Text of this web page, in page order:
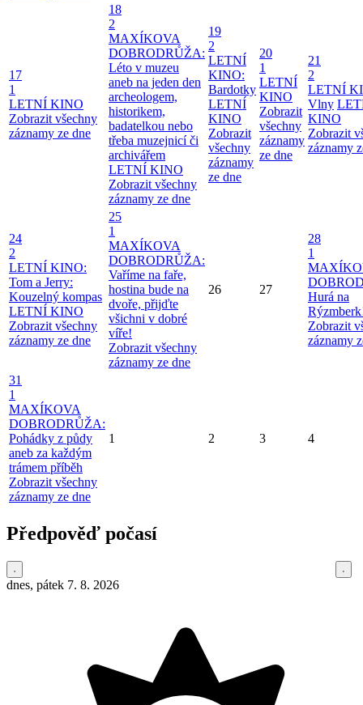
17
1
LETNÍ KINO
Zobrazit všechny
záznamy ze dne
18
2
MAXÍKOVA
DOBRODRŮŽA:
Léto v muzeu
aneb na jeden den
archeologem,
historikem,
badatelkou nebo
třeba muzejnicí či
archivářem
LETNÍ KINO
Zobrazit všechny
záznamy ze dne
19
2
LETNÍ
KINO:
Bardotky
LETNÍ
KINO
Zobrazit
všechny
záznamy
ze dne
20
1
LETNÍ
KINO
Zobrazit
všechny
záznamy
ze dne
21
2
LETNÍ
Vlny
KINO
Zobrazit
záznamy
24
2
LETNÍ KINO:
Tom a Jerry:
Kouzelný kompas
LETNÍ KINO
Zobrazit všechny
záznamy ze dne
25
1
MAXÍKOVA
DOBRODRŮŽA:
Vaříme na faře,
hostina bude na
dvoře, přijďte
všichni v dobré
víře!
Zobrazit všechny
záznamy ze dne
26 27
28
1
Hurá na
Zobrazit
záznamy
31
1
MAXÍKOVA
DOBRODRŮŽA:
Pohádky z půdy
aneb za každým
trámem příběh
Zobrazit všechny
záznamy ze dne
1 2 3 4
Předpověď počasí
dnes, pátek 7. 8. 2026